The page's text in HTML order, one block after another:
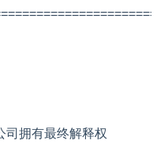
司拥有最终解释权